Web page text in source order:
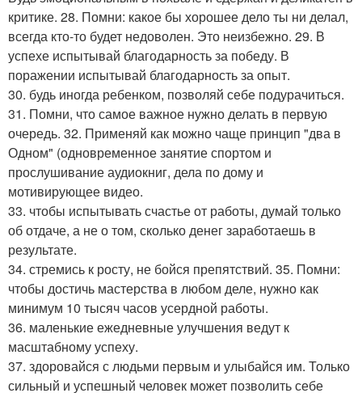
критике. 28. Помни: какое бы хорошее дело ты ни делал,
всегда кто-то будет недоволен. Это неизбежно. 29. В
успехе испытывай благодарность за победу. В
поражении испытывай благодарность за опыт.
30. будь иногда ребенком, позволяй себе подурачиться.
31. Помни, что самое важное нужно делать в первую
очередь. 32. Применяй как можно чаще принцип "два в
Одном" (одновременное занятие спортом и
прослушивание аудиокниг, дела по дому и
мотивирующее видео.
33. чтобы испытывать счастье от работы, думай только
об отдаче, а не о том, сколько денег заработаешь в
результате.
34. стремись к росту, не бойся препятствий. 35. Помни:
чтобы достичь мастерства в любом деле, нужно как
минимум 10 тысяч часов усердной работы.
36. маленькие ежедневные улучшения ведут к
масштабному успеху.
37. здоровайся с людьми первым и улыбайся им. Только
сильный и успешный человек может позволить себе